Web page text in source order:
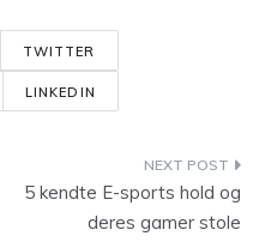
TWITTER
LINKEDIN
5 kendte E-sports hold og
deres gamer stole